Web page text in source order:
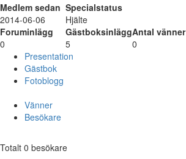
Medlem sedan Specialstatus
2014-06-06
Hjälte
Foruminlägg
GästboksinläggAntal vänner
0
5
0
Presentation
Gästbok
Fotoblogg
Vänner
Besökare
Totalt 0 besökare